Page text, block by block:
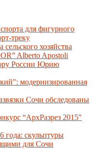
для фигурного
треку
хозяйства
Alberto Apostoli
России Юрию
модернизированная
Сочи обследованы
“АрхРазрез 2015″
года: скульптуры
для Сочи